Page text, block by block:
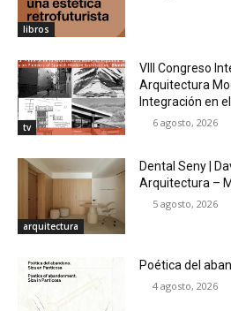
libros
tv
VIII Congreso
Arquitectura
Integración en
6 agosto, 2026
arquitectura
Dental Seny |
Arquitectura –
5 agosto, 2026
Poética del
4 agosto, 2026